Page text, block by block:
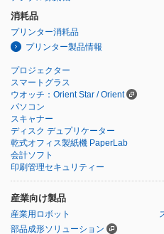
消耗品
プリンター消耗品
プリンター製品情報
プロジェクター
スマートグラス
ウオッチ：Orient Star / Orient
パソコン
スキャナー
ディスク デュプリケーター
乾式オフィス製紙機 PaperLab
会計ソフト
印刷管理セキュリティー
産業向け製品
産業用ロボット
部品成形ソリューション